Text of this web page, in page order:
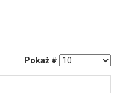
Pokaż #